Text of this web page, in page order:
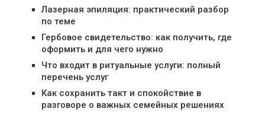
Лазерная эпиляция: практический разбор
по теме
Гербовое свидетельство: как получить, где
оформить и для чего нужно
Что входит в ритуальные услуги: полный
перечень услуг
Как сохранить такт и спокойствие в
разговоре о важных семейных решениях